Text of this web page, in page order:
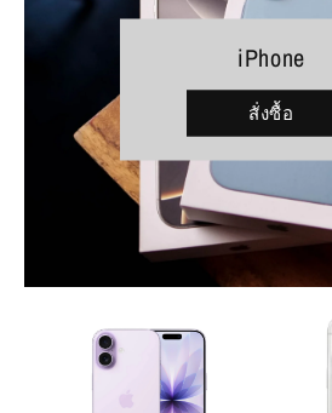
iPhone
สั่งซื้อ